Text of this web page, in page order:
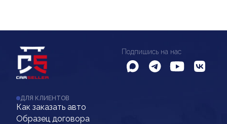
Подпишись на нас
ДЛЯ КЛИЕНТОВ
Как заказать авто
Образец договора